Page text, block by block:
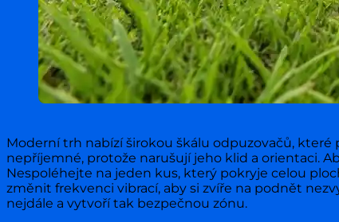
Moderní trh nabízí širokou škálu odpuzovačů,
nepříjemné, protože narušují jeho klid a orientaci.
Nespoléhejte na jeden kus, který pokryje celou
změnit frekvenci vibrací, aby si zvíře na podnět
nejdále a vytvoří tak bezpečnou zónu.